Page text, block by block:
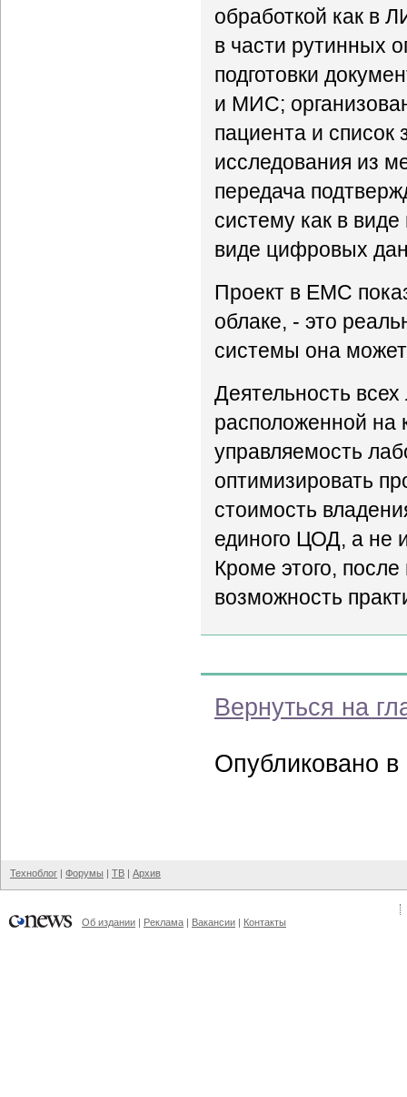
обработкой как в
в части рутинных
подготовки
и МИС;
пациента и
исследования из
передача
систему как в
виде цифровых
Проект в ЕМС
облаке, - это
системы она
Деятельность
расположенной на
управляемость
оптимизировать
стоимость
единого ЦОД, а не
Кроме этого,
возможность
Вернуться на
Опубликовано в
Техноблог | Форумы | ТВ | Архив
Об издании | Реклама | Вакансии | Контакты